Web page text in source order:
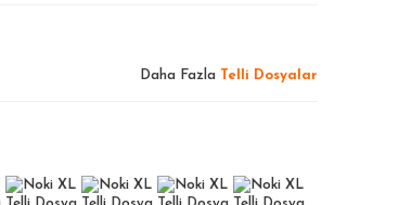
Daha Fazla Telli Dosyalar